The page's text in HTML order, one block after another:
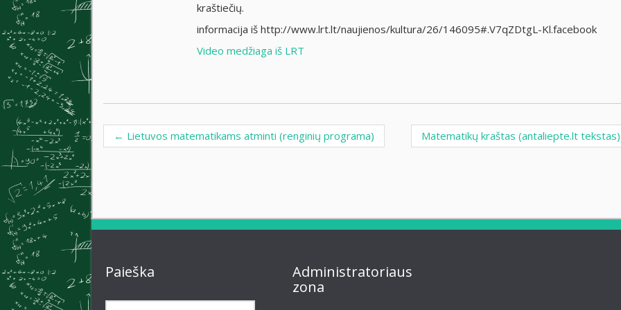
kraštiečių.
informacija iš http://www.lrt.lt/naujienos/kultura/26/146095#.V7qZDtgL-Kl.facebook
Video medžiaga iš LRT
Post navigation
← Lietuvos matematikams atminti (renginių programa) Matematikų kraštas (antaliepte.lt
Paieška
Administratoriaus
zona